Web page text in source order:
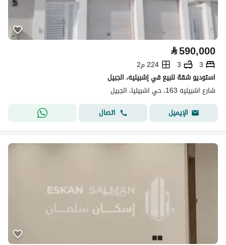
⃁590,000
3
3
224 م2
استوديو شقة للبيع في إشبيليه، الجبيل
شارع اشبيليه 163، حي اشبيليا، الجبيل
الإيميل
اتصال